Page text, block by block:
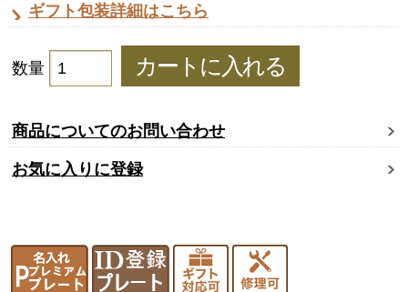
ギフト包装詳細はこちら
数量
商品についてのお問い合わせ
お気に入りに登録